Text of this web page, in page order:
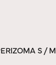
S / M